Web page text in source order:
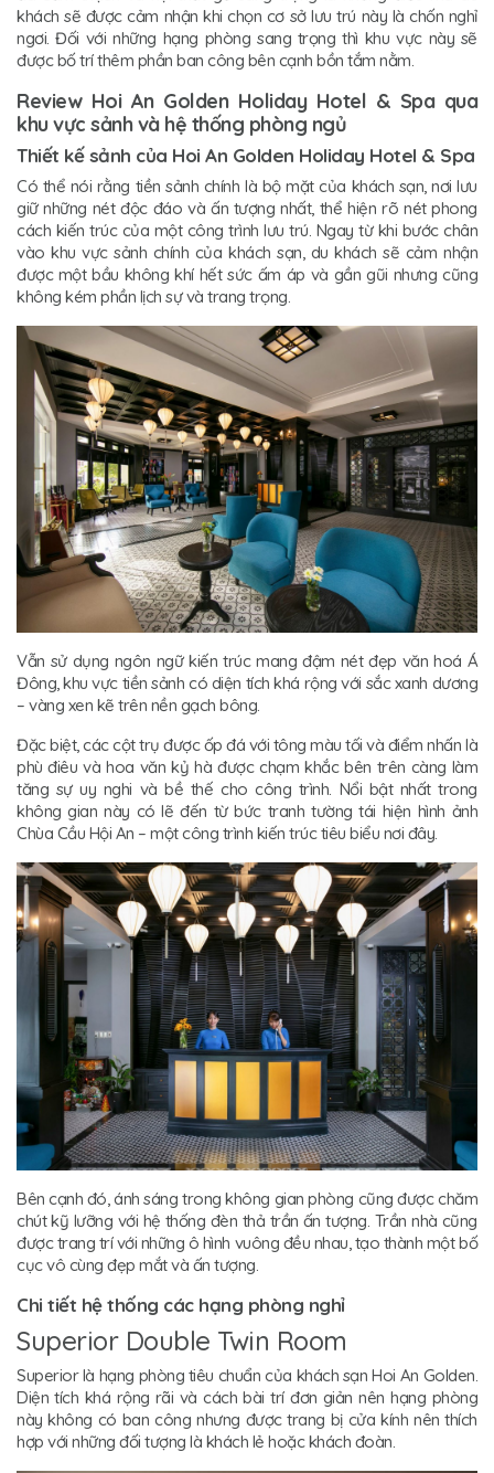
khách sẽ được cảm nhận khi chọn cơ sở lưu trú này là chốn nghỉ
ngơi. Đối với những hạng phòng sang trọng thì khu vực này sẽ
được bố trí thêm phần ban công bên cạnh bồn tắm nằm.
Review Hoi An Golden Holiday Hotel & Spa qua
khu vực sảnh và hệ thống phòng ngủ
Thiết kế sảnh của Hoi An Golden Holiday Hotel & Spa
Có thể nói rằng tiền sảnh chính là bộ mặt của khách sạn, nơi lưu
giữ những nét độc đáo và ấn tượng nhất, thể hiện rõ nét phong
cách kiến trúc của một công trình lưu trú. Ngay từ khi bước chân
vào khu vực sảnh chính của khách sạn, du khách sẽ cảm nhận
được một bầu không khí hết sức ấm áp và gần gũi nhưng cũng
không kém phần lịch sự và trang trọng.
Vẫn sử dụng ngôn ngữ kiến trúc mang đậm nét đẹp văn hoá Á
Đông, khu vực tiền sảnh có diện tích khá rộng với sắc xanh dương
– vàng xen kẽ trên nền gạch bông.
Đặc biệt, các cột trụ được ốp đá với tông màu tối và điểm nhấn là
phù điêu và hoa văn kỷ hà được chạm khắc bên trên càng làm
tăng sự uy nghi và bề thế cho công trình. Nổi bật nhất trong
không gian này có lẽ đến từ bức tranh tường tái hiện hình ảnh
Chùa Cầu Hội An – một công trình kiến trúc tiêu biểu nơi đây.
Bên cạnh đó, ánh sáng trong không gian phòng cũng được chăm
chút kỹ lưỡng với hệ thống đèn thả trần ấn tượng. Trần nhà cũng
được trang trí với những ô hình vuông đều nhau, tạo thành một bố
cục vô cùng đẹp mắt và ấn tượng.
Chi tiết hệ thống các hạng phòng nghỉ
Superior Double Twin Room
Superior là hạng phòng tiêu chuẩn của khách sạn Hoi An Golden.
Diện tích khá rộng rãi và cách bài trí đơn giản nên hạng phòng
này không có ban công nhưng được trang bị cửa kính nên thích
hợp với những đối tượng là khách lẻ hoặc khách đoàn.